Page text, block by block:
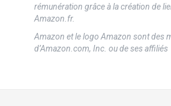
rémunération grâce à la création de
Amazon.fr.
Amazon et le logo Amazon sont des
d’Amazon.com, Inc. ou de ses affiliés